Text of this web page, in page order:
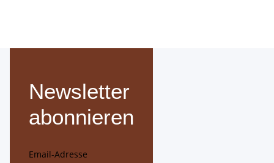
Newsletter
abonnieren
Email-Adresse